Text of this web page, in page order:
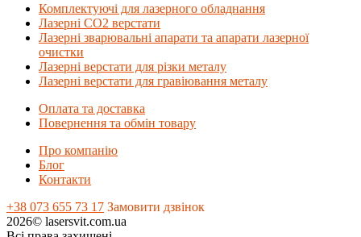
Комплектуючі для лазерного обладнання
Лазерні СО2 верстати
Лазерні зварювальні апарати та апарати лазерної
очистки
Лазерні верстати для різки металу
Лазерні верстати для гравіювання металу
Оплата та доставка
Повернення та обмін товару
Про компанію
Блог
Контакти
+38 073 655 73 17 Замовити дзвінок
2026© lasersvit.com.ua